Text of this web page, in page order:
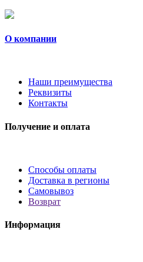
О компании
Наши преимущества
Реквизиты
Контакты
Получение и оплата
Способы оплаты
Доставка в регионы
Самовывоз
Возврат
Информация